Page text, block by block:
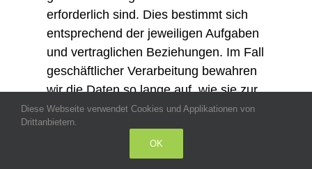
erforderlich sind. Dies bestimmt sich
entsprechend der jeweiligen Aufgaben
und vertraglichen Beziehungen. Im Fall
geschäftlicher Verarbeitung bewahren
wir die Daten so lange auf, wie sie zur
Geschäftsabwicklung, als auch im
Hinblick auf etwaige Gewährleistungs-
oder Haftungspflichten relevant sein
Diese Webseite verwendet Cookies und Applikationen von
Drittanbietern.
OK